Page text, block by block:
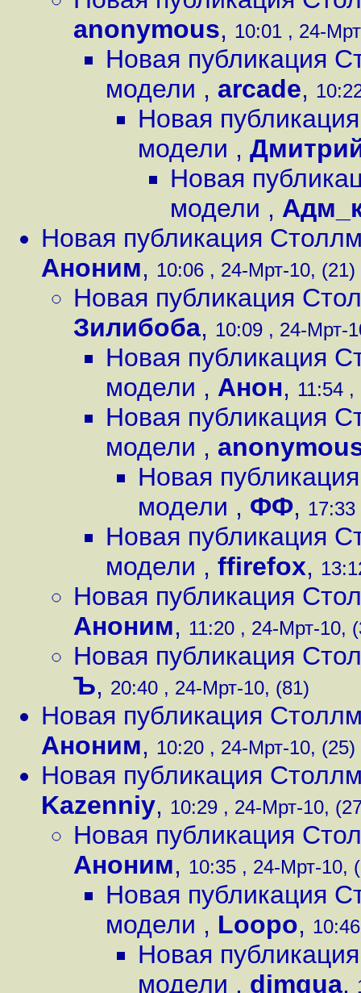
anonymous, 10:01 , 24-
Новая публикация
модели , arcade,
Новая
модели ,
Новая
модели ,
Новая публикация
Аноним, 10:06 , 24-Мрт-10, (21)
Новая публикация
Зилибоба, 10:09 , 24-Мрт-
Новая публикация
модели , Анон, 11:54
Новая публикация
модели ,
Новая
модели , ФФ,
Новая публикация
модели , ffirefox,
Новая публикация
Аноним, 11:20 , 24-Мрт-10,
Новая публикация
Ъ, 20:40 , 24-Мрт-10, (81)
Новая публикация
Аноним, 10:20 , 24-Мрт-10, (25)
Новая публикация
Kazenniy, 10:29 , 24-Мрт-10,
Новая публикация
Аноним, 10:35 , 24-Мрт-10,
Новая публикация
модели , Loopo,
Новая
модели , dimqua,